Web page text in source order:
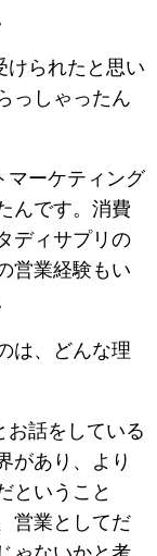
られたと思い
っしゃったん
マーケティング
んです。消費
ディサプリの
営業経験もい
は、どんな理
お話をしている
があり、より
ということ
営業としてだ